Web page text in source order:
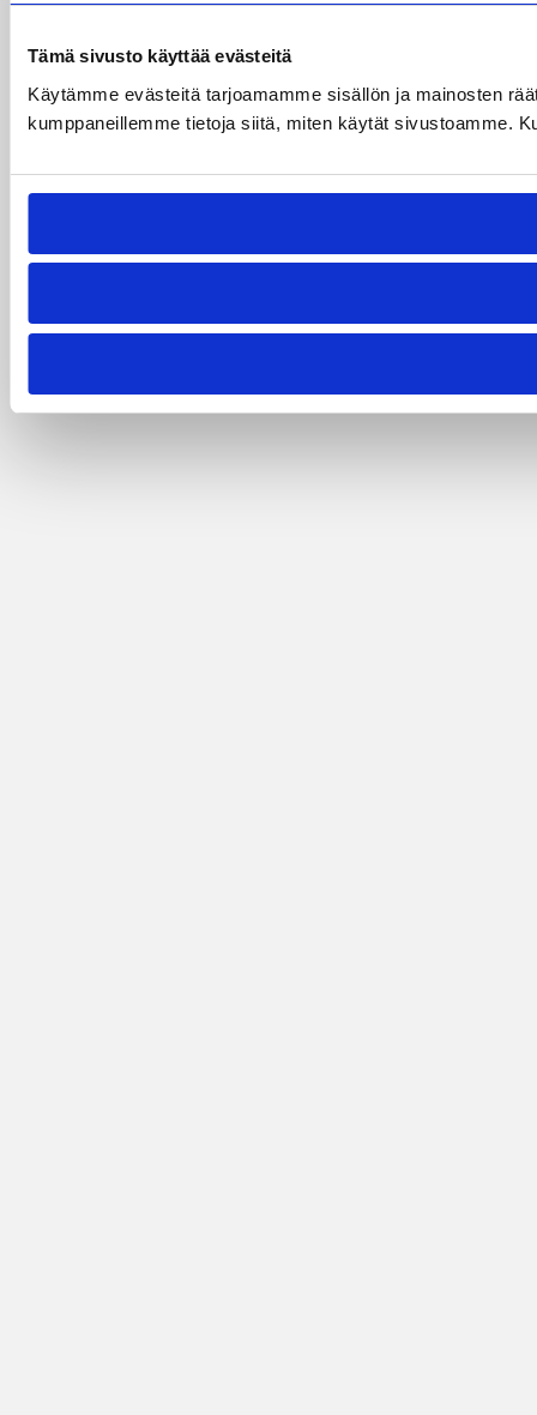
Tämä sivusto käyttää evästeitä
Käytämme evästeitä tarjoamamme sisällön ja mainosten
kumppaneillemme tietoja siitä, miten käytät sivustoamme.